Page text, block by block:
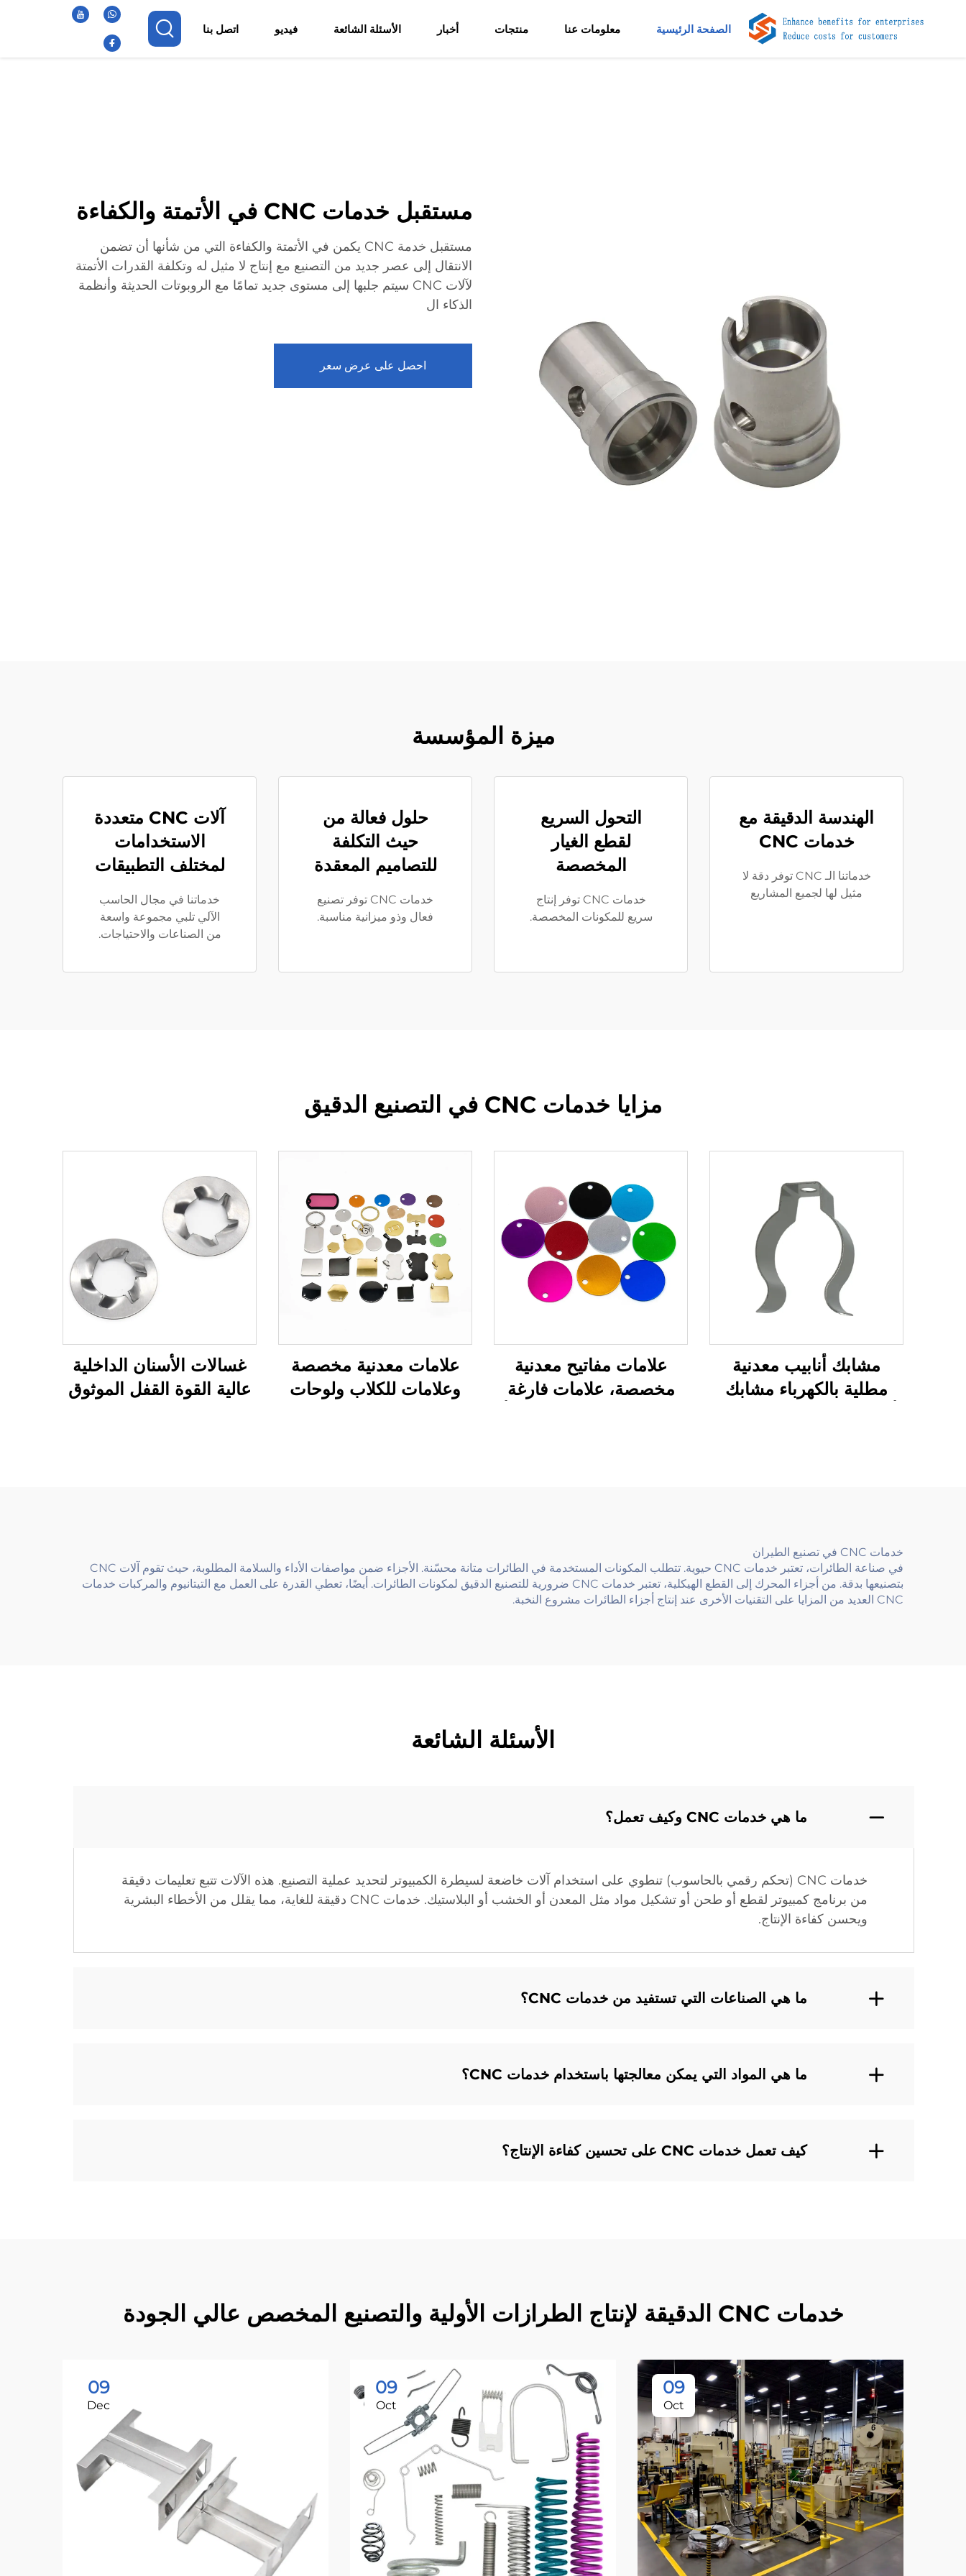
الصفحة الرئيسية معلومات عنا منتجات أخبار الأسئلة الشائعة فيديو اتصل بنا
مستقبل خدمات CNC في الأتمتة والكفاءة
مستقبل خدمة CNC يكمن في الأتمتة والكفاءة التي من شأنها أن تضمن
الانتقال إلى عصر جديد من التصنيع مع إنتاج لا مثيل له وتكلفة القدرات الأتمتة
لآلات CNC سيتم جلبها إلى مستوى جديد تمامًا مع الروبوتات الحديثة وأنظمة
الذكاء ال
احصل على عرض سعر
ميزة المؤسسة
الهندسة الدقيقة مع
خدمات CNC
خدماتنا الـ CNC توفر دقة لا
مثيل لها لجميع المشاريع
التحول السريع
لقطع الغيار
المخصصة
خدمات CNC توفر إنتاج
سريع للمكونات المخصصة.
حلول فعالة من
حيث التكلفة
للتصاميم المعقدة
خدمات CNC توفر تصنيع
فعال وذو ميزانية مناسبة.
آلات CNC متعددة
الاستخدامات
لمختلف التطبيقات
خدماتنا في مجال الحاسب
الآلي تلبي مجموعة واسعة
من الصناعات والاحتياجات.
مزايا خدمات CNC في التصنيع الدقيق
مشابك أنابيب معدنية
مطلية بالكهرباء مشابك
علامات مفاتيح معدنية
مخصصة، علامات فارغة
علامات معدنية مخصصة
وعلامات للكلاب ولوحات
غسالات الأسنان الداخلية
عالية القوة القفل الموثوق
خدمات CNC في تصنيع الطيران
في صناعة الطائرات، تعتبر خدمات CNC حيوية. تتطلب المكونات المستخدمة في الطائرات متانة محسّنة. الأجزاء ضمن مواصفات الأداء والسلامة المطلوبة، حيث تقوم آلات CNC
بتصنيعها بدقة. من أجزاء المحرك إلى القطع الهيكلية، تعتبر خدمات CNC ضرورية للتصنيع الدقيق لمكونات الطائرات. أيضًا، تعطي القدرة على العمل مع التيتانيوم والمركبات خدمات
CNC العديد من المزايا على التقنيات الأخرى عند إنتاج أجزاء الطائرات مشروع النخبة.
الأسئلة الشائعة
ما هي خدمات CNC وكيف تعمل؟
خدمات CNC (تحكم رقمي بالحاسوب) تنطوي على استخدام آلات خاضعة لسيطرة الكمبيوتر لتحديد عملية التصنيع. هذه الآلات تتبع تعليمات دقيقة
من برنامج كمبيوتر لقطع أو طحن أو تشكيل مواد مثل المعدن أو الخشب أو البلاستيك. خدمات CNC دقيقة للغاية، مما يقلل من الأخطاء البشرية
ويحسن كفاءة الإنتاج.
ما هي الصناعات التي تستفيد من خدمات CNC؟
ما هي المواد التي يمكن معالجتها باستخدام خدمات CNC؟
كيف تعمل خدمات CNC على تحسين كفاءة الإنتاج؟
خدمات CNC الدقيقة لإنتاج الطرازات الأولية والتصنيع المخصص عالي الجودة
09
Oct
09
Oct
09
Dec